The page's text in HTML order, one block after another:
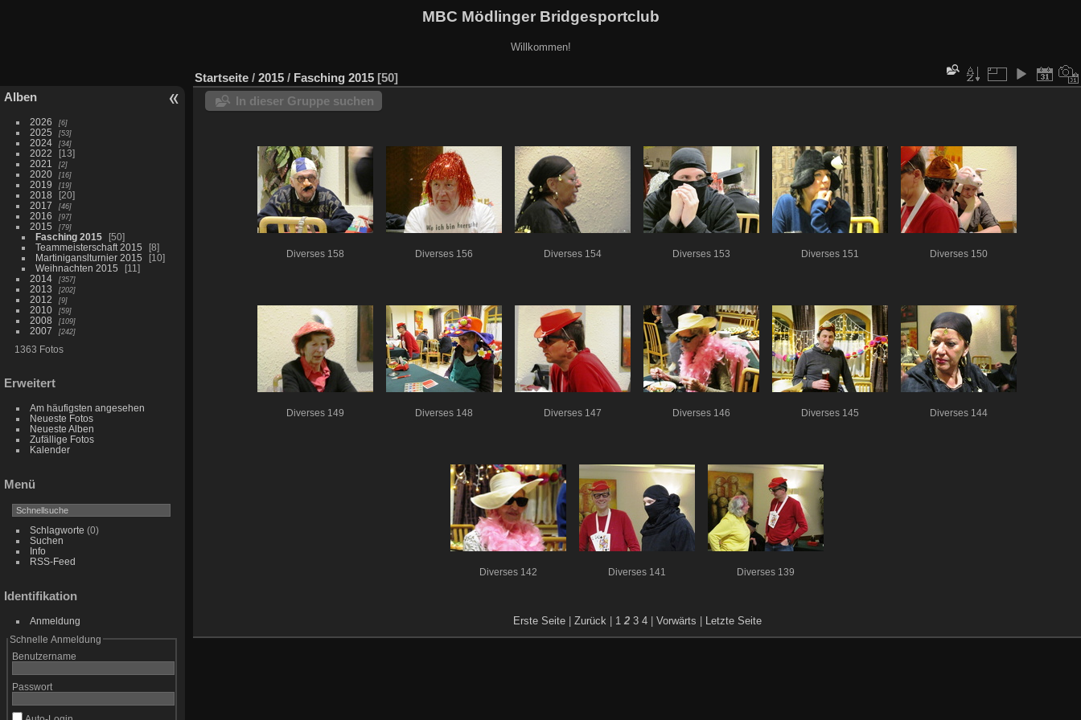
MBC Mödlinger Bridgesportclub
Willkommen!
Alben
2026 6
2025 53
2024 34
2022
13
2021
2
2020 16
2019 19
2018
20
2017
46
2016 97
2015 79
Fasching 2015
50
Teammeisterschaft 2015
8
Martiniganslturnier 2015
10
Weihnachten 2015
11
2014
357
2013 202
2012 9
2010 59
2008 109
2007 242
1363 Fotos
Erweitert
Am häufigsten angesehen
Neueste Fotos
Neueste Alben
Zufällige Fotos
Kalender
Menü
Schlagworte (0)
Suchen
Info
RSS-Feed
Identifikation
Anmeldung
Schnelle Anmeldung
Benutzername
Passwort
Startseite / 2015 / Fasching 2015 50
In dieser Gruppe suchen
Diverses 158 Diverses 156 Diverses 154 Diverses 153 Diverses 151 Diverses 150
Diverses 149 Diverses 148 Diverses 147 Diverses 146 Diverses 145 Diverses 144
Diverses 142 Diverses 141 Diverses 139
Erste Seite| Zurück 1 2 3 4 Vorwärts Letzte Seite